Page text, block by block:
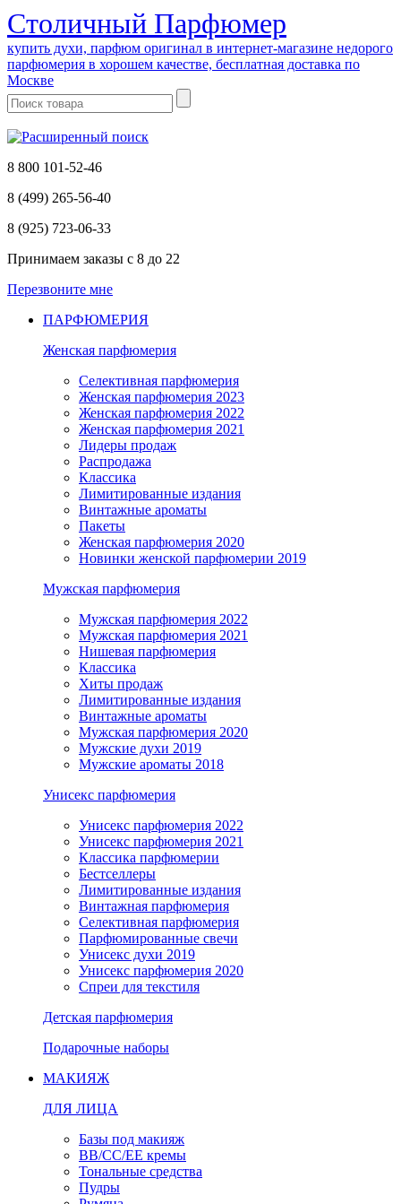
Cтоличный Парфюмер
купить духи, парфюм оригинал в интернет-магазине недорого
парфюмерия в хорошем качестве, бесплатная доставка по
Москве
8 800 101-52-46
8 (499) 265-56-40
8 (925) 723-06-33
Принимаем заказы с 8 до 22
Перезвоните мне
ПАРФЮМЕРИЯ
Женская парфюмерия
Селективная парфюмерия
Женская парфюмерия 2023
Женская парфюмерия 2022
Женская парфюмерия 2021
Лидеры продаж
Распродажа
Классика
Лимитированные издания
Винтажные ароматы
Пакеты
Женская парфюмерия 2020
Новинки женской парфюмерии 2019
Мужская парфюмерия
Мужская парфюмерия 2022
Мужская парфюмерия 2021
Нишевая парфюмерия
Классика
Хиты продаж
Лимитированные издания
Винтажные ароматы
Мужская парфюмерия 2020
Мужские духи 2019
Мужские ароматы 2018
Унисекс парфюмерия
Унисекс парфюмерия 2022
Унисекс парфюмерия 2021
Классика парфюмерии
Бестселлеры
Лимитированные издания
Винтажная парфюмерия
Селективная парфюмерия
Парфюмированные свечи
Унисекс духи 2019
Унисекс парфюмерия 2020
Спреи для текстиля
Детская парфюмерия
Подарочные наборы
МАКИЯЖ
ДЛЯ ЛИЦА
Базы под макияж
BB/CC/EE кремы
Тональные средства
Пудры